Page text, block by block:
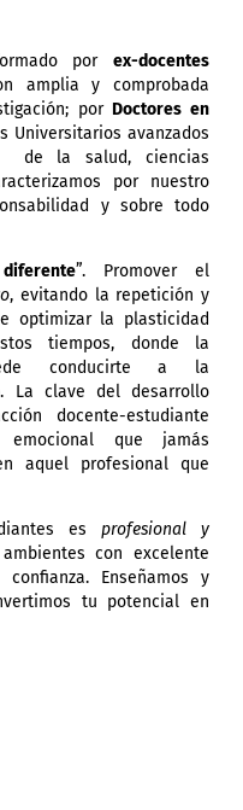
por ex-docentes
amplia y comprobada
porDoctores en
Universitarios avanzados
de la salud, ciencias
por nuestro
y sobre todo
”. Promover el
, evitando la repetición y
optimizar la plasticidad
tiempos, donde la
conducirte a la
La clave del desarrollo
docente-estudiante
emocional que jamás
aquel profesional que
es profesional y
con excelente
Enseñamos y
tu potencial en